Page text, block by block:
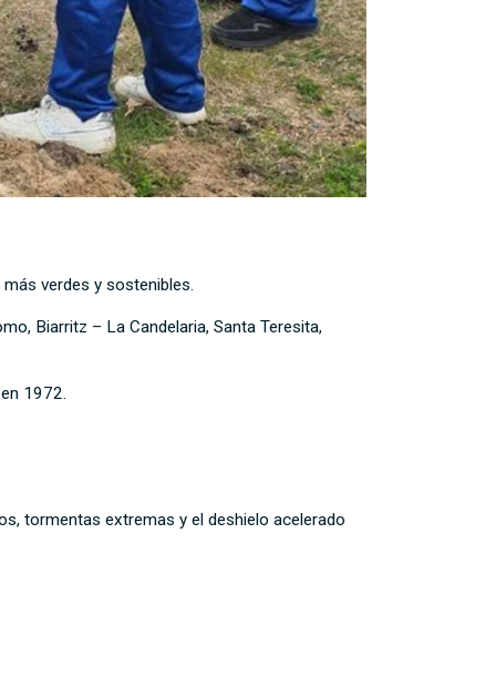
verdes y sostenibles.
Biarritz – La Candelaria, Santa Teresita,
1972.
tormentas extremas y el deshielo acelerado